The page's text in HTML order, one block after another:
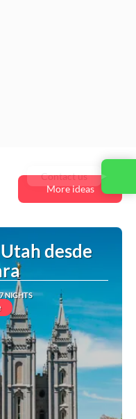
More ideas
desde
NIGHTS
Contact us